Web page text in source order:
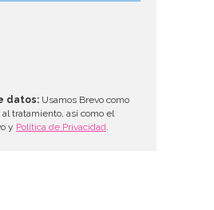
datos: Usamos Brevo como
tratamiento, así como el
y Política de Privacidad